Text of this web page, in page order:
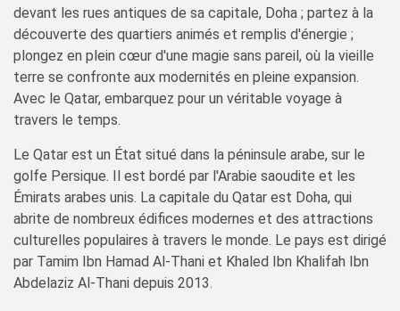
devant les rues antiques de sa capitale, Doha ; partez à la
découverte des quartiers animés et remplis d'énergie ;
plongez en plein cœur d'une magie sans pareil, où la vieille
terre se confronte aux modernités en pleine expansion.
Avec le Qatar, embarquez pour un véritable voyage à
travers le temps.
Le Qatar est un État situé dans la péninsule arabe, sur le
golfe Persique. Il est bordé par l'Arabie saoudite et les
Émirats arabes unis. La capitale du Qatar est Doha, qui
abrite de nombreux édifices modernes et des attractions
culturelles populaires à travers le monde. Le pays est dirigé
par Tamim Ibn Hamad Al-Thani et Khaled Ibn Khalifah Ibn
Abdelaziz Al-Thani depuis 2013.